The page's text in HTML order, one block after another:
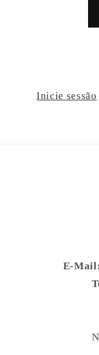
Inicie sessão
E-Mail: